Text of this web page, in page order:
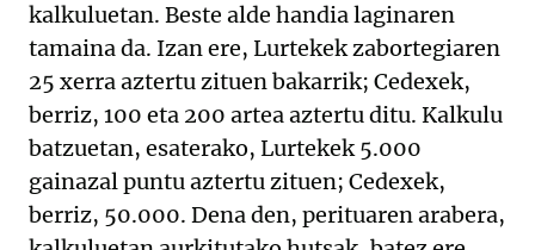
kalkuluetan. Beste alde handia laginaren
tamaina da. Izan ere, Lurtekek zabortegiaren
25 xerra aztertu zituen bakarrik; Cedexek,
berriz, 100 eta 200 artea aztertu ditu. Kalkulu
batzuetan, esaterako, Lurtekek 5.000
gainazal puntu aztertu zituen; Cedexek,
berriz, 50.000. Dena den, perituaren arabera,